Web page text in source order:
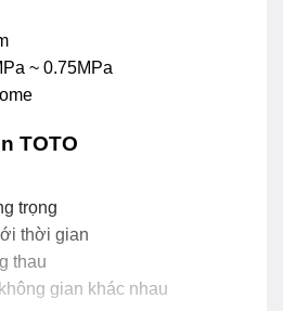
~ 0.75MPa
TOTO
trọng
thời gian
thau
gian khác nhau